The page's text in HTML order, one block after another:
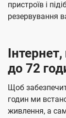
пристроїв і
резервування
до 72
Щоб
годин ми
живлення, а